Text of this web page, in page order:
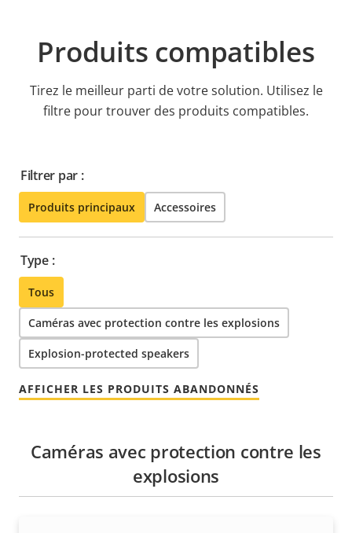
Produits compatibles
Tirez le meilleur parti de votre solution. Utilisez le
filtre pour trouver des produits compatibles.
Filtrer par :
Produits principaux Accessoires
Type :
Tous
Caméras avec protection contre les explosions
Explosion-protected speakers
AFFICHER LES PRODUITS ABANDONNÉS
Caméras avec protection contre les
explosions